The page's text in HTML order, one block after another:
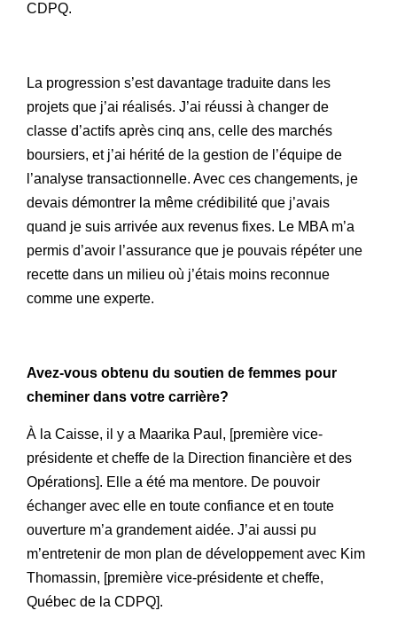
CDPQ.
La progression s’est davantage traduite dans les
projets que j’ai réalisés. J’ai réussi à changer de
classe d’actifs après cinq ans, celle des marchés
boursiers, et j’ai hérité de la gestion de l’équipe de
l’analyse transactionnelle. Avec ces changements, je
devais démontrer la même crédibilité que j’avais
quand je suis arrivée aux revenus fixes. Le MBA m’a
permis d’avoir l’assurance que je pouvais répéter une
recette dans un milieu où j’étais moins reconnue
comme une experte.
Avez-vous obtenu du soutien de femmes pour
cheminer dans votre carrière?
À la Caisse, il y a Maarika Paul, [première vice-
présidente et cheffe de la Direction financière et des
Opérations]. Elle a été ma mentore. De pouvoir
échanger avec elle en toute confiance et en toute
ouverture m’a grandement aidée. J’ai aussi pu
m’entretenir de mon plan de développement avec Kim
Thomassin, [première vice-présidente et cheffe,
Québec de la CDPQ].